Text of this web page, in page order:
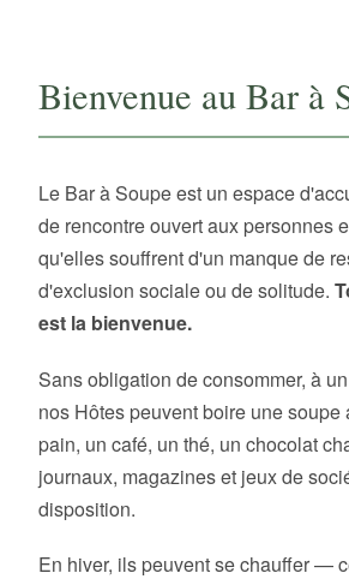
Bienvenue au Bar à
Le Bar à Soupe est un espace
de rencontre ouvert aux personnes
qu'elles souffrent d'un manque de
d'exclusion sociale ou de solitude.
est la bienvenue.
Sans obligation de consommer, à
nos Hôtes peuvent boire une
pain, un café, un thé, un chocolat
journaux, magazines et jeux de
disposition.
En hiver, ils peuvent se chauffer —